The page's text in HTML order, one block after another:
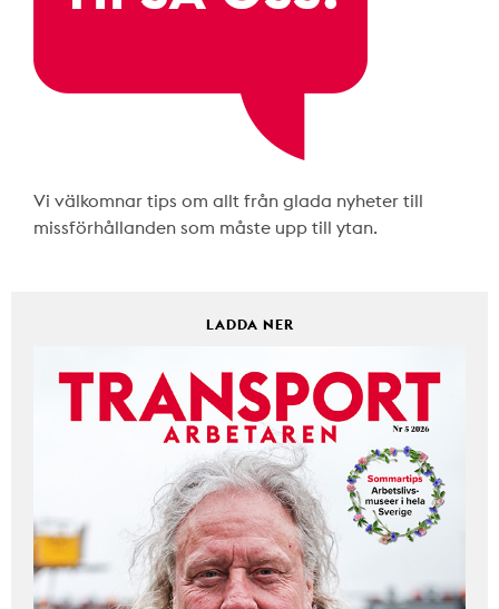
Vi välkomnar tips om allt från glada nyheter till
missförhållanden som måste upp till ytan.
LADDA NER